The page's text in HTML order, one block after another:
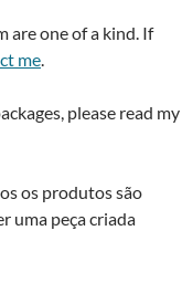
are one of a kind. If
me
please read my
os produtos são
uma peça criada